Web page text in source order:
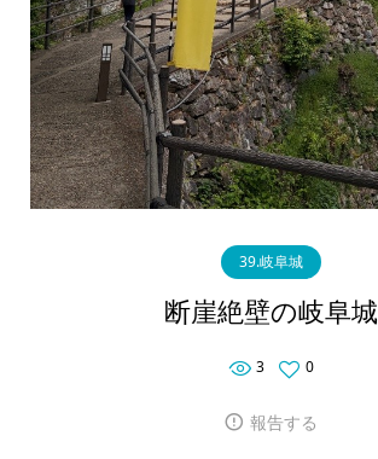
39.岐阜城
断崖絶壁の岐阜城
3 0
報告する